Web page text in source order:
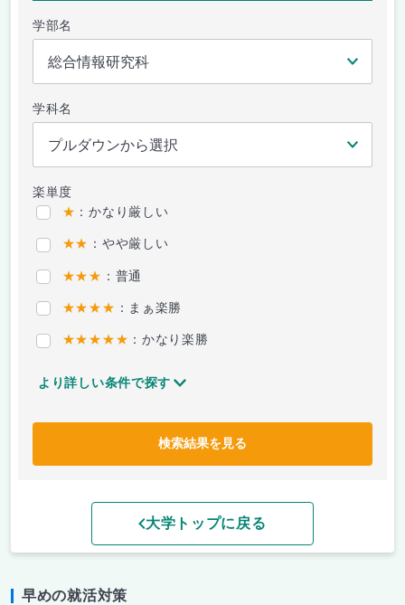
学部名
学科名
楽単度
★ ：かなり厳しい
★★ ：やや厳しい
★★★ ：普通
★★★★ ：まぁ楽勝
★★★★★ ：かなり楽勝
より詳しい条件で探す
検索結果を見る
大学トップに戻る
早めの就活対策